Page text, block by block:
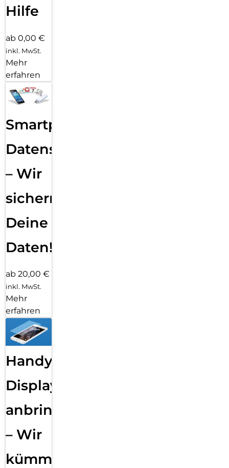
Hilfe
ab 0,00 €
inkl. MwSt.
Mehr
erfahren
Smartphone
Datensicherung
– Wir
sichern
Deine
Daten!
ab 20,00 €
inkl. MwSt.
Mehr
erfahren
Handy
Displayfolie
anbringen
– Wir
kümmern